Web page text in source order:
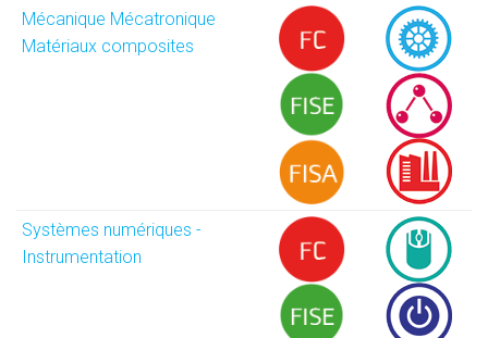
Mécanique Mécatronique
Matériaux composites
Systèmes numériques -
Instrumentation